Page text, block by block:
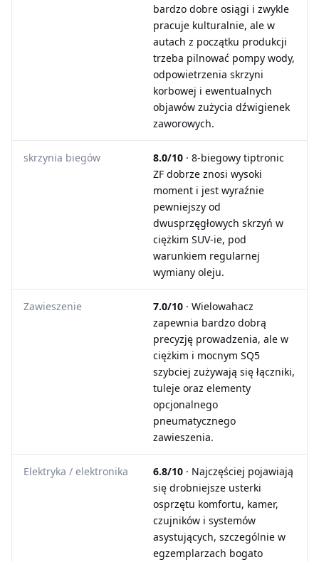
bardzo dobre osiągi i zwykle
pracuje kulturalnie, ale w
autach z początku produkcji
trzeba pilnować pompy wody,
odpowietrzenia skrzyni
korbowej i ewentualnych
objawów zużycia dźwigienek
zaworowych.
skrzynia biegów 8.0/10 · 8-biegowy tiptronic
ZF dobrze znosi wysoki
moment i jest wyraźnie
pewniejszy od
dwusprzęgłowych skrzyń w
ciężkim SUV-ie, pod
warunkiem regularnej
wymiany oleju.
Zawieszenie 7.0/10 · Wielowahacz
zapewnia bardzo dobrą
precyzję prowadzenia, ale w
ciężkim i mocnym SQ5
szybciej zużywają się łączniki,
tuleje oraz elementy
opcjonalnego
pneumatycznego
zawieszenia.
Elektryka / elektronika 6.8/10 · Najczęściej pojawiają
się drobniejsze usterki
osprzętu komfortu, kamer,
czujników i systemów
asystujących, szczególnie w
egzemplarzach bogato